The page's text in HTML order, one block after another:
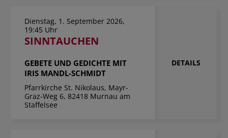
Dienstag, 1. September 2026,
19:45 Uhr
SINNTAUCHEN
GEBETE UND GEDICHTE MIT
IRIS MANDL-SCHMIDT
Pfarrkirche St. Nikolaus, Mayr-
Graz-Weg 6, 82418 Murnau am
Staffelsee
DETAILS